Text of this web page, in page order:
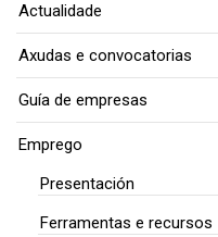
Actualidade
Axudas e convocatorias
Guía de empresas
Emprego
Presentación
Ferramentas e recursos